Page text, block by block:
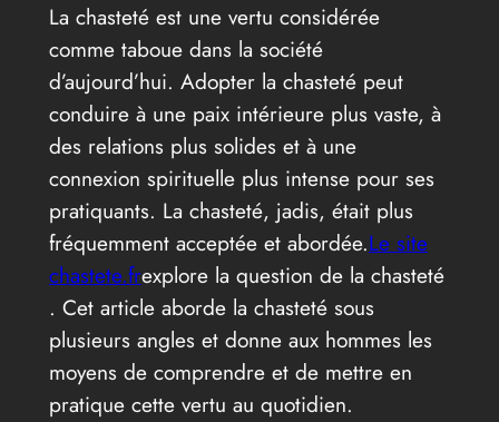
La chasteté est une vertu considérée
comme taboue dans la société
d’aujourd’hui. Adopter la chasteté peut
conduire à une paix intérieure plus vaste, à
des relations plus solides et à une
connexion spirituelle plus intense pour ses
pratiquants. La chasteté, jadis, était plus
fréquemment acceptée et abordée.Le site
chastete.frexplore la question de la chasteté
. Cet article aborde la chasteté sous
plusieurs angles et donne aux hommes les
moyens de comprendre et de mettre en
pratique cette vertu au quotidien.